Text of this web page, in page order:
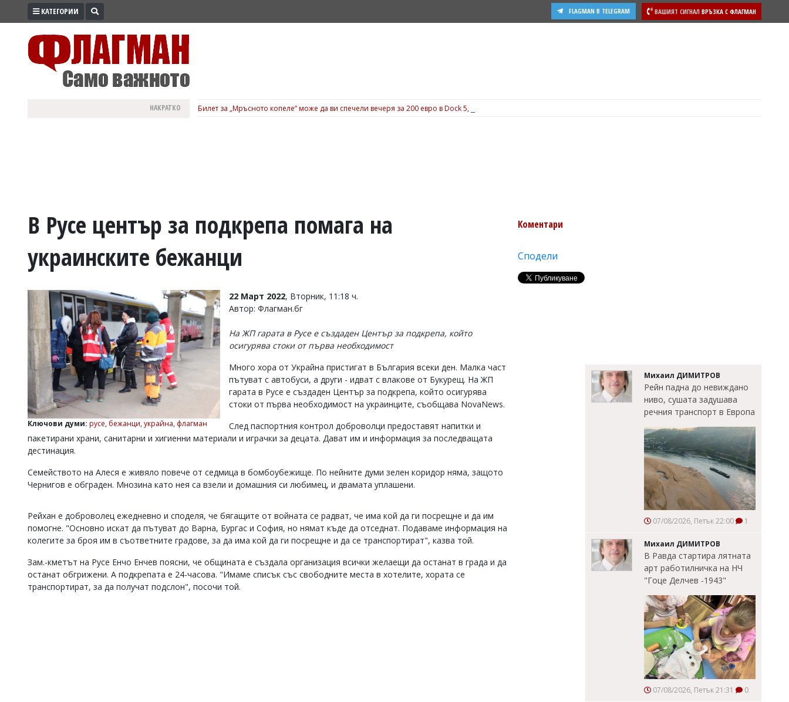
ПРОМО
ВОЙНАТА
УКРАЙНА
РАЗСЛЕДВАНЕ
БИЗНЕС
Управители:
Веселин
Василев,
v.vasilev@flagman.bg
k.kassabova@flagman.bg
редактор:
office@flagman.bg
Коментарите
статиите
въвеждат
КАТЕГОРИИ ВАШИЯТ СИГНАЛ ВРЪЗКА С ФЛАГМАН
FLAGMAN В TELEGRAM
НАКРАТКО Билет за „Мръсното копеле“ може да ви спечели вечеря за 200 евро в Dock 5, вижте подробности
В Русе център за подкрепа помага на
украинските бежанци
Ключови думи: русе, бежанци, украйна, флагман
22 Март 2022, Вторник, 11:18 ч.
Автор: Флагман.бг
На ЖП гарата в Русе е създаден Център за подкрепа, който
осигурява стоки от първа необходимост
Много хора от Украйна пристигат в България всеки ден. Малка част
пътуват с автобуси, а други - идват с влакове от Букурещ. На ЖП
гарата в Русе е създаден Център за подкрепа, който осигурява
стоки от първа необходимост на украинците, съобщава NovaNews.
След паспортния контрол доброволци предоставят напитки и
пакетирани храни, санитарни и хигиенни материали и играчки за децата. Дават им и информация за последващата
дестинация.
Семейството на Алеся е живяло повече от седмица в бомбоубежище. По нейните думи зелен коридор няма, защото
Чернигов е обграден. Мнозина като нея са взели и домашния си любимец, и двамата уплашени.
Рейхан е доброволец ежедневно и споделя, че бягащите от войната се радват, че има кой да ги посрещне и да им
помогне. "Основно искат да пътуват до Варна, Бургас и София, но нямат къде да отседнат. Подаваме информация на
колегите за броя им в съответните градове, за да има кой да ги посрещне и да се транспортират", казва той.
Зам.-кметът на Русе Енчо Енчев поясни, че общината е създала организация всички желаещи да останат в града и да
останат обгрижени. А подкрепата е 24-часова. "Имаме списък със свободните места в хотелите, хората се
транспортират, за да получат подслон", посочи той.
Коментари
Сподели
Михаил ДИМИТРОВ
Рейн падна до невиждано
ниво, сушата задушава
речния транспорт в Европа
07/08/2026, Петък 22:00 1
Михаил ДИМИТРОВ
В Равда стартира лятната
арт работилничка на НЧ
"Гоце Делчев -1943"
07/08/2026, Петък 21:31 0